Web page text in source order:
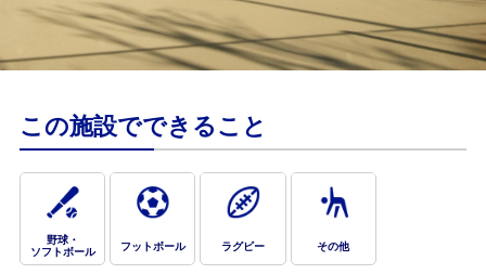
お問合せフォーム
文京区インターネット施設予約システム「文
の京」施設予約ねっと
この施設でできること
野球・
ソフトボール
フットボール ラグビー その他